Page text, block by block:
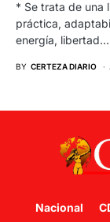
* Se trata de una
práctica,
energía, libertad…
BY CERTEZA DIARIO
Nacional